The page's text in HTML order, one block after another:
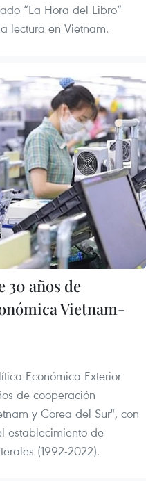
“La Hora del Libro”
lectura en Vietnam.
30 años de
Vietnam-
Económica Exterior
de cooperación
y Corea del Sur", con
establecimiento de
(1992-2022).